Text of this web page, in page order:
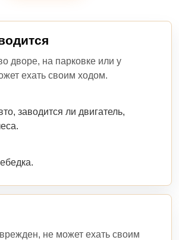
дворе, на парковке или у
ехать своим ходом.
заводится ли двигатель,
не может ехать своим